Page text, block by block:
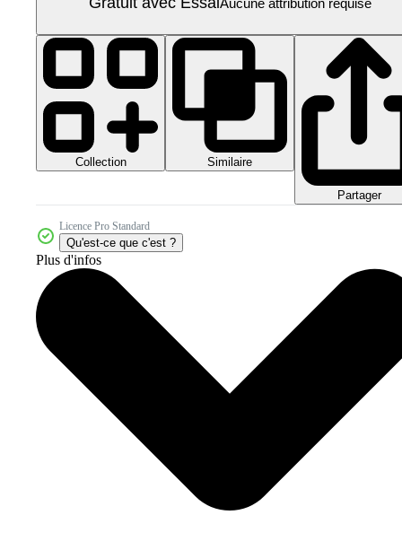
Collection Similaire
Partager
Licence Pro Standard
Qu'est-ce que c'est ?
Plus d'infos